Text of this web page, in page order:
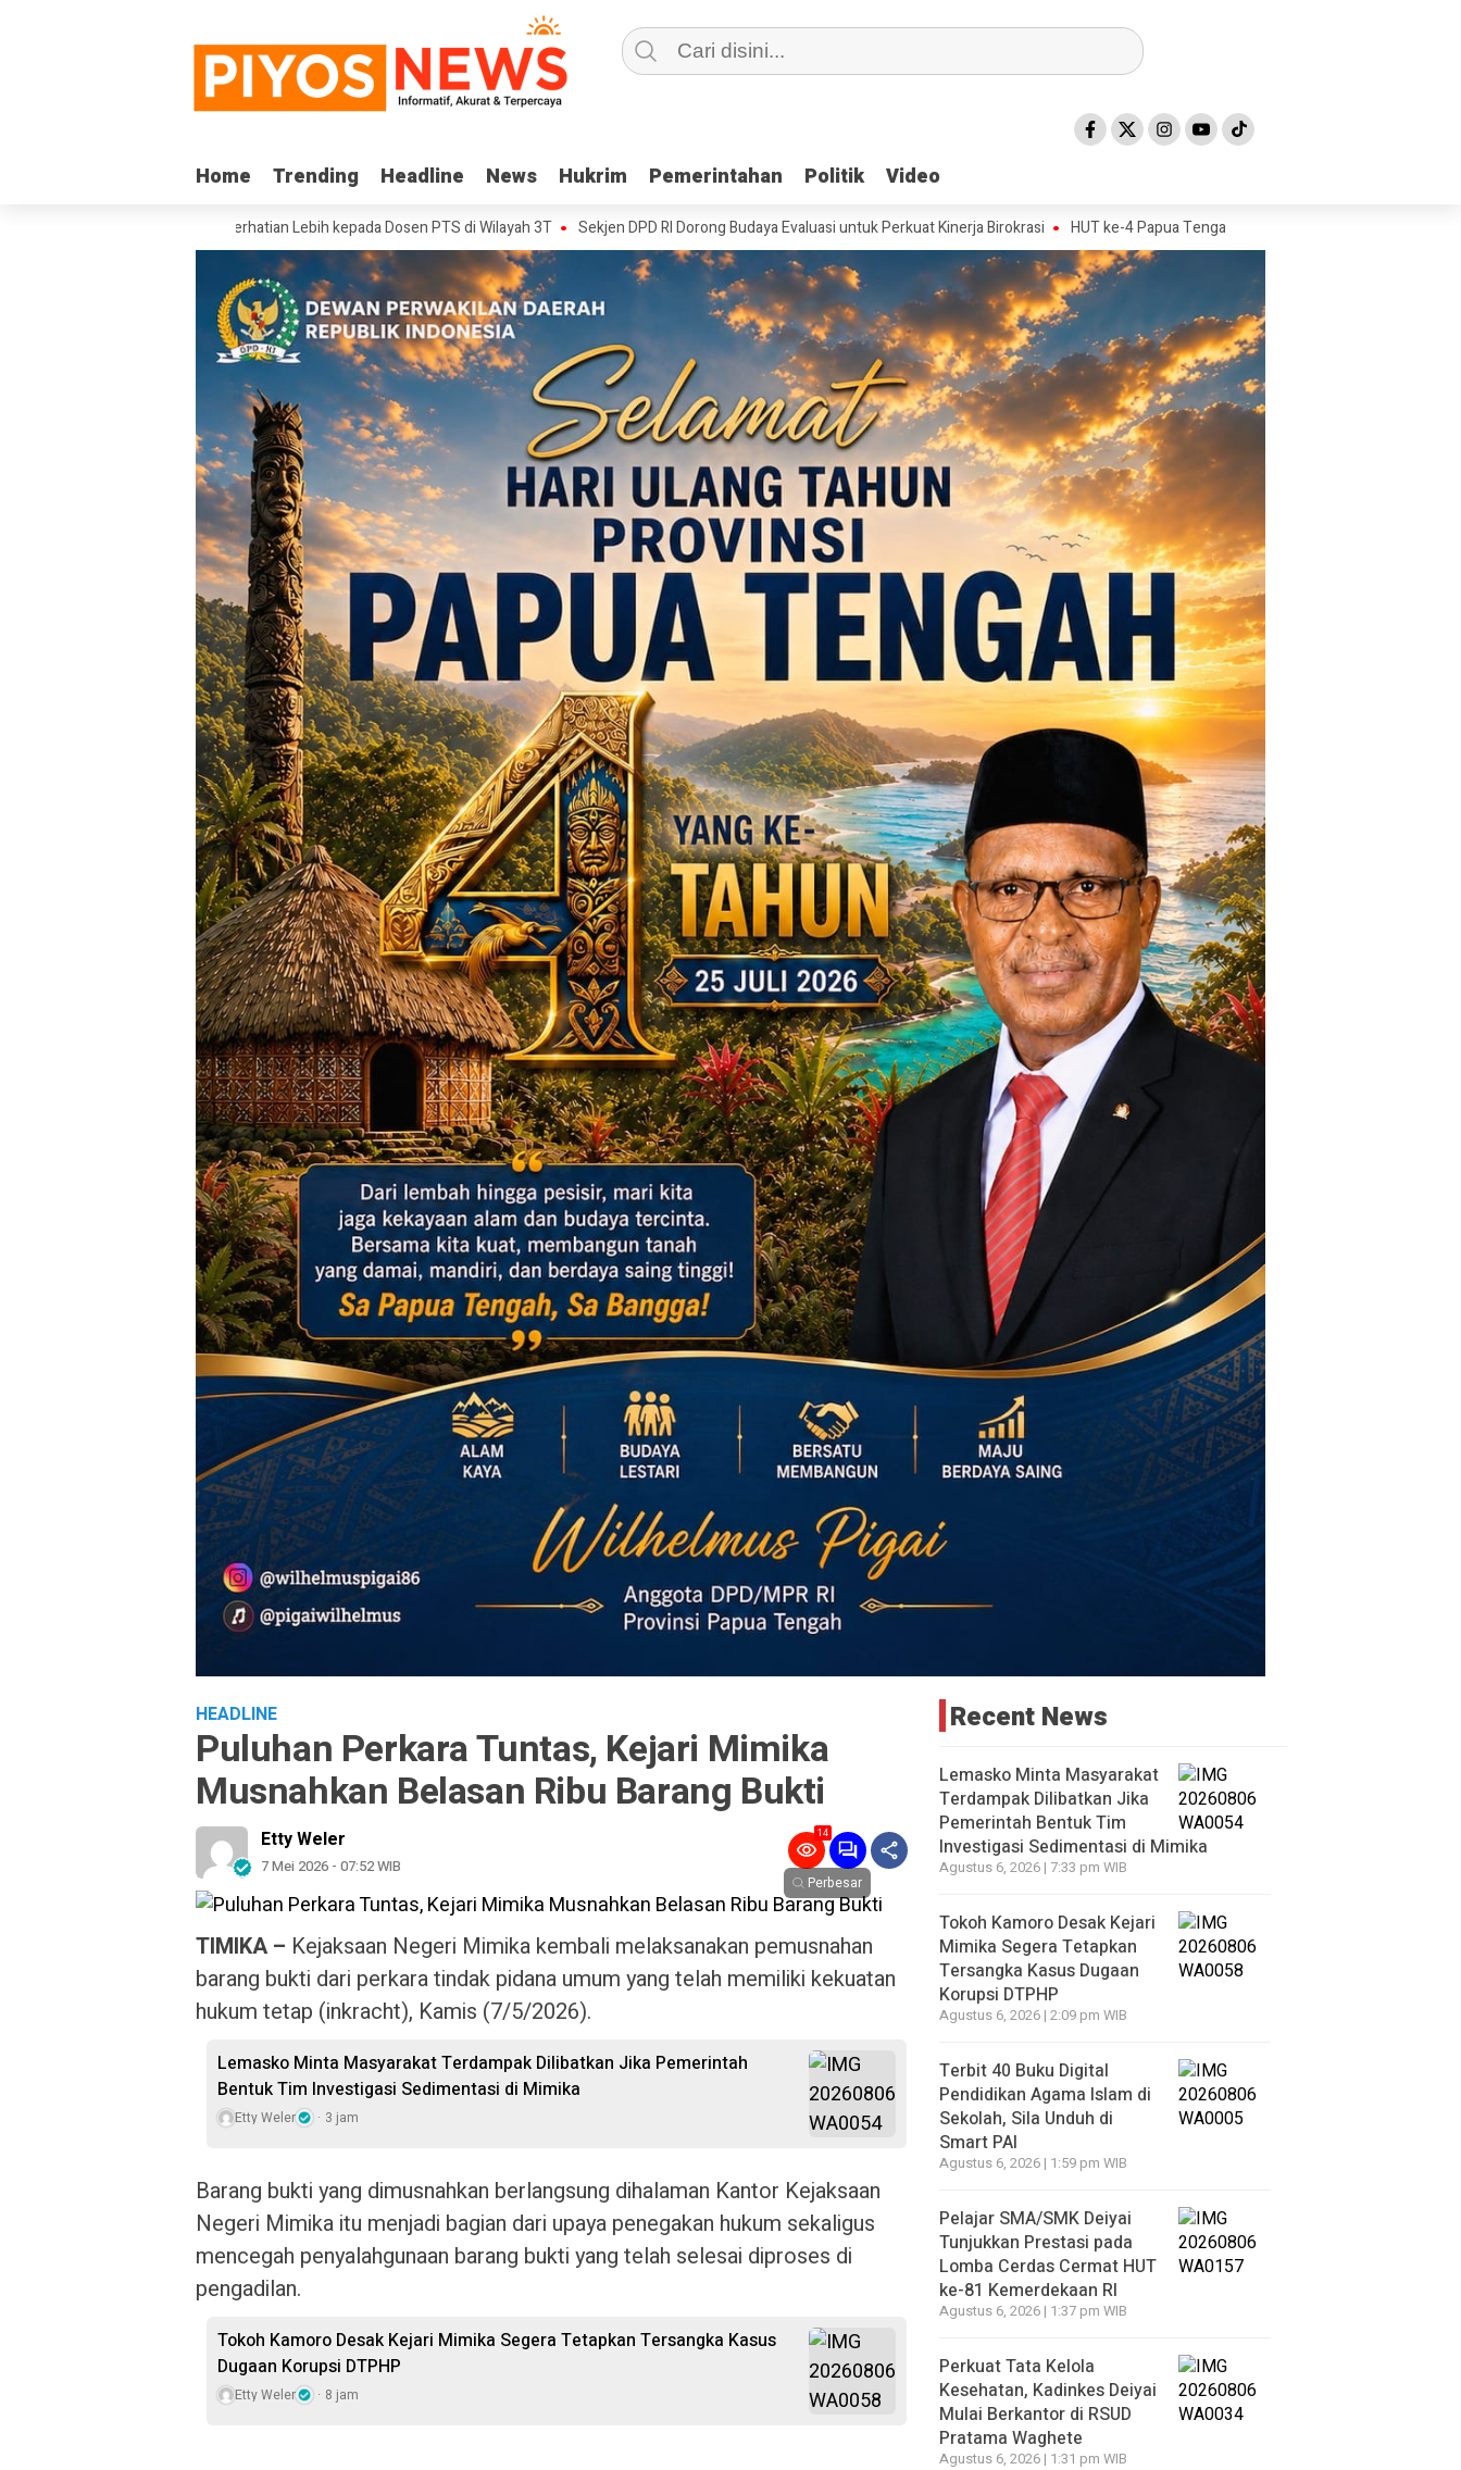
Home Trending Headline News Hukrim Pemerintahan Politik Video
Home Trending Headline News Hukrim Pemerintahan Politik Video
Beri Perhatian Lebih kepada Dosen PTS di Wilayah 3T Sekjen DPD RI Dorong Budaya Evaluasi untuk Perkuat Kinerja Birokrasi HUT ke-4 Papua Tengah Jadi Titik Awal Program BANGKIT untuk
HEADLINE
Puluhan Perkara Tuntas, Kejari Mimika
Musnahkan Belasan Ribu Barang Bukti
Etty Weler
7 Mei 2026 - 07:52 WIB
14
Perbesar
TIMIKA – Kejaksaan Negeri Mimika kembali melaksanakan pemusnahan
barang bukti dari perkara tindak pidana umum yang telah memiliki kekuatan
hukum tetap (inkracht), Kamis (7/5/2026).
Lemasko Minta Masyarakat Terdampak Dilibatkan Jika Pemerintah
Bentuk Tim Investigasi Sedimentasi di Mimika
Etty Weler 3 jam
Barang bukti yang dimusnahkan berlangsung dihalaman Kantor Kejaksaan
Negeri Mimika itu menjadi bagian dari upaya penegakan hukum sekaligus
mencegah penyalahgunaan barang bukti yang telah selesai diproses di
pengadilan.
Tokoh Kamoro Desak Kejari Mimika Segera Tetapkan Tersangka Kasus
Dugaan Korupsi DTPHP
Etty Weler 8 jam
Recent News
Lemasko Minta Masyarakat
Terdampak Dilibatkan Jika
Pemerintah Bentuk Tim
Investigasi Sedimentasi di Mimika
Agustus 6, 2026 | 7:33 pm WIB
Tokoh Kamoro Desak Kejari
Mimika Segera Tetapkan
Tersangka Kasus Dugaan
Korupsi DTPHP
Agustus 6, 2026 | 2:09 pm WIB
Terbit 40 Buku Digital
Pendidikan Agama Islam di
Sekolah, Sila Unduh di
Smart PAI
Agustus 6, 2026 | 1:59 pm WIB
Pelajar SMA/SMK Deiyai
Tunjukkan Prestasi pada
Lomba Cerdas Cermat HUT
ke-81 Kemerdekaan RI
Agustus 6, 2026 | 1:37 pm WIB
Perkuat Tata Kelola
Kesehatan, Kadinkes Deiyai
Mulai Berkantor di RSUD
Pratama Waghete
Agustus 6, 2026 | 1:31 pm WIB